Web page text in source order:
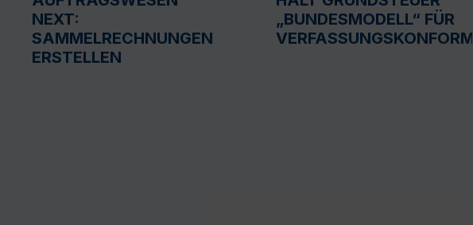
NEXT:
SAMMELRECHNUNGEN
ERSTELLEN
„BUNDESMODELL“ FÜR
VERFASSUNGSKONFORM